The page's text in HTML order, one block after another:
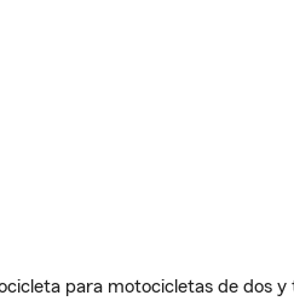
para motocicletas de dos y